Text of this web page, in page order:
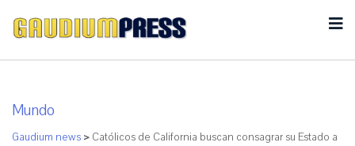
Mundo
Gaudium news > Católicos de California buscan consagrar su Estado a